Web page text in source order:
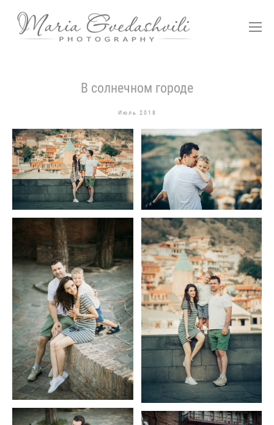
В солнечном городе
Июль 2018